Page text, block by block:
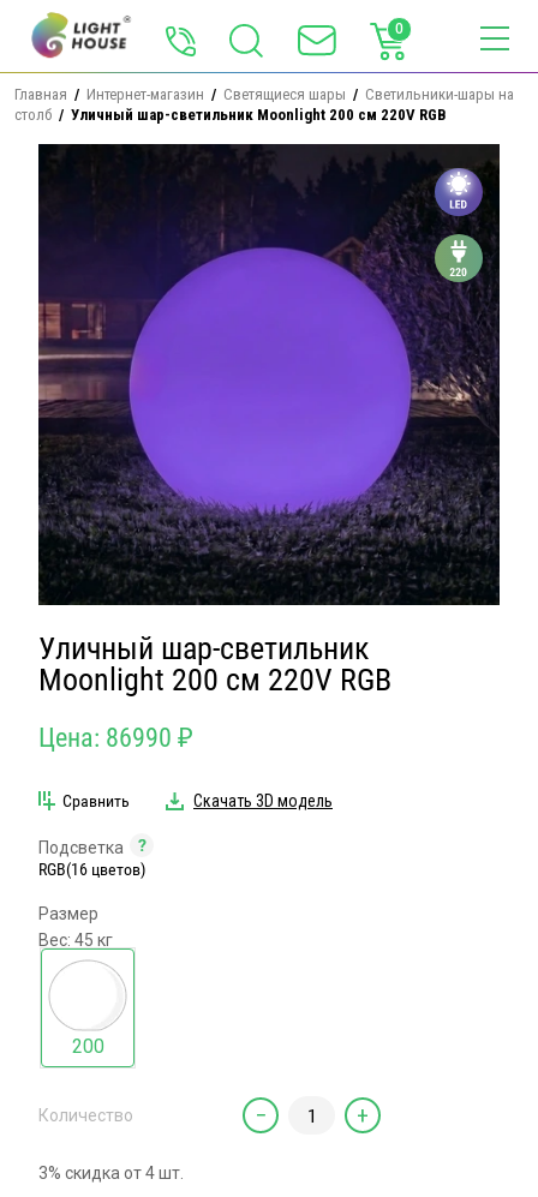
0
Главная
  /
Интернет-магазин
  /
Светящиеся шары
  /
Светильники-шары на
столб
  /  Уличный шар-светильник Moonlight 200 см 220V RGB
Уличный шар-светильник
Moonlight 200 см 220V RGB
Цена: 86990 ₽
Сравнить Скачать 3D модель
Подсветка
RGB(16 цветов)
Размер
Вес: 45 кг
200
Количество − +
3% скидка от 4 шт.